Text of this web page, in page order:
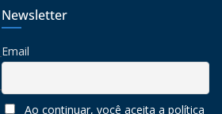
Newsletter
Email
Ao continuar, você aceita a política